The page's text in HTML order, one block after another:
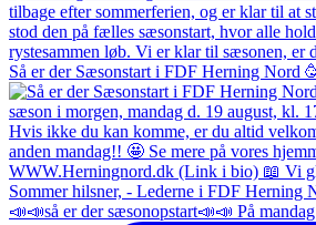
Så er der Sæsonstart i FDF Herning Nord
📣📣så er der sæsonopstart📣📣 På